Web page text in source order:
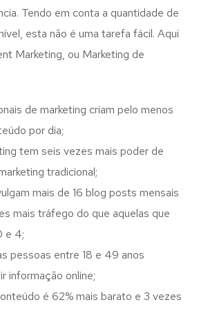
Tendo em conta a quantidade de
esta não é uma tarefa fácil. Aqui
Marketing, ou Marketing de
de marketing criam pelo menos
por dia;
tem seis vezes mais poder de
tradicional;
mais de 16 blog posts mensais
mais tráfego do que aquelas que
e 4;
pessoas entre 18 e 49 anos
informação online;
é 62% mais barato e 3 vezes